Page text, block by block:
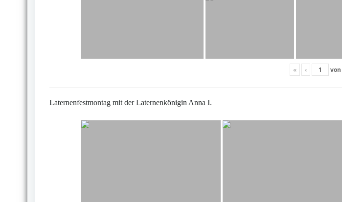
« ‹ von
Laternenfestmontag mit der Laternenkönigin Anna I.